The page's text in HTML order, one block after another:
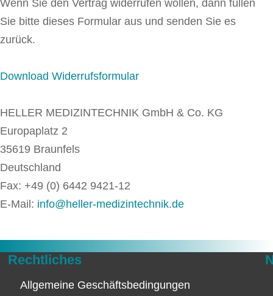
Wenn Sie den Vertrag widerrufen wollen, dann füllen
Sie bitte dieses Formular aus und senden Sie es
zurück.
Download Widerrufsformular
HELLER MEDIZINTECHNIK GmbH & Co. KG
Europaplatz 2
35619 Braunfels
Deutschland
Fax: +49 (0) 6442 9421-12
E-Mail: info@heller-medizintechnik.de
Rechtliches
Allgemeine Geschäftsbedingungen